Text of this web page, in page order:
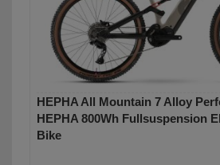
HEPHA All Mountain 7 Alloy
HEPHA 800Wh Fullsuspension
Bike